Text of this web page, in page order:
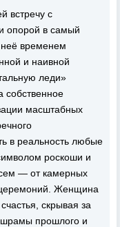
встречу с
опорой в самый
временем
и наивной
леди»
собственное
масштабных
в реальность любые
роскоши и
— от камерных
Женщина
скрывая за
шрамы прошлого и